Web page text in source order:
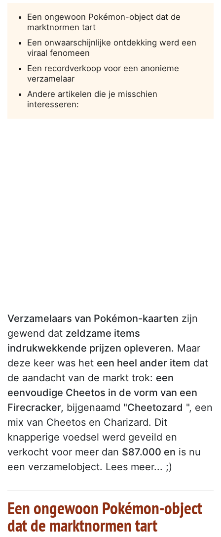
Een ongewoon Pokémon-object dat de
marktnormen tart
Een onwaarschijnlijke ontdekking werd een
viraal fenomeen
Een recordverkoop voor een anonieme
verzamelaar
Andere artikelen die je misschien
interesseren:
Verzamelaars van Pokémon-kaarten zijn
gewend dat zeldzame items
indrukwekkende prijzen opleveren. Maar
deze keer was het een heel ander item dat
de aandacht van de markt trok: een
eenvoudige Cheetos in de vorm van een
Firecracker, bijgenaamd "Cheetozard ", een
mix van Cheetos en Charizard. Dit
knapperige voedsel werd geveild en
verkocht voor meer dan $87.000 en is nu
een verzamelobject. Lees meer... ;)
Een ongewoon Pokémon-object
dat de marktnormen tart